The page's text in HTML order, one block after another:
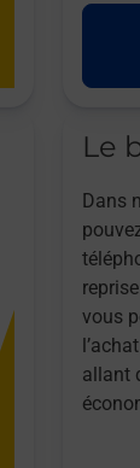
Le
Dans
vous
allant